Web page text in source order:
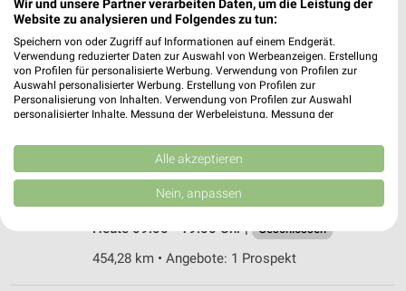
DGS Getränkemarkt Dierdorf
Königsberger Straße 5
56269 Dierdorf
454,73 km
❯
Getränke Hoffmann Dierdorf
Poststr. 20 b
56269 Dierdorf
Heute 09:00 - 19:00 Uhr | Geschlossen
454,28 km • Angebote: 1 Prospekt
Wir und unsere Partner verarbeiten Daten, um die Leistung der
Website zu analysieren und Folgendes zu tun:
Speichern von oder Zugriff auf Informationen auf einem Endgerät.
Verwendung reduzierter Daten zur Auswahl von Werbeanzeigen. Erstellung
von Profilen für personalisierte Werbung. Verwendung von Profilen zur
Auswahl personalisierter Werbung. Erstellung von Profilen zur
Personalisierung von Inhalten. Verwendung von Profilen zur Auswahl
personalisierter Inhalte. Messung der Werbeleistung. Messung der
Kombinationen von Daten aus verschiedenen Quellen. Entwicklung und
Verbesserung der Angebote. Verwendung reduzierter Daten zur Auswahl
von Inhalten.
Daten können außerhalb der Europäischen Union weitergegeben und in die
Website/App.
Partnerliste anzeigen (1 IAB-Anbieter)
Alle akzeptieren
Nein, anpassen